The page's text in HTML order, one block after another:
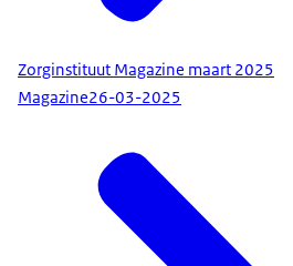
Zorginstituut Magazine maart 2025
Magazine26-03-2025